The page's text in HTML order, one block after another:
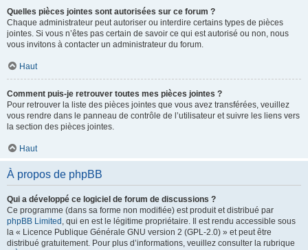
Quelles pièces jointes sont autorisées sur ce forum ?
Chaque administrateur peut autoriser ou interdire certains types de pièces
jointes. Si vous n’êtes pas certain de savoir ce qui est autorisé ou non, nous
vous invitons à contacter un administrateur du forum.
Haut
Comment puis-je retrouver toutes mes pièces jointes ?
Pour retrouver la liste des pièces jointes que vous avez transférées, veuillez
vous rendre dans le panneau de contrôle de l’utilisateur et suivre les liens vers
la section des pièces jointes.
Haut
À propos de phpBB
Qui a développé ce logiciel de forum de discussions ?
Ce programme (dans sa forme non modifiée) est produit et distribué par
phpBB Limited , qui en est le légitime propriétaire. Il est rendu accessible sous
la « Licence Publique Générale GNU version 2 (GPL-2.0) » et peut être
distribué gratuitement. Pour plus d’informations, veuillez consulter la rubrique